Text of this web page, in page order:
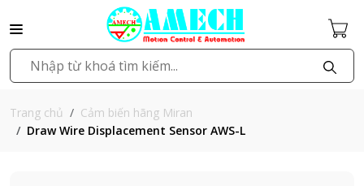
Trang chủ
Cảm biến hãng Miran
Draw Wire Displacement Sensor AWS-L